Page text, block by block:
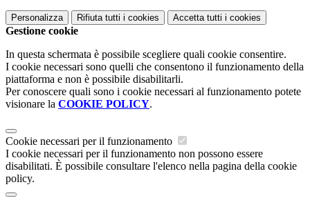
Personalizza Rifiuta tutti i cookies Accetta tutti i cookies
Gestione cookie
In questa schermata è possibile scegliere quali cookie consentire.
I cookie necessari sono quelli che consentono il funzionamento della
piattaforma e non è possibile disabilitarli.
Per conoscere quali sono i cookie necessari al funzionamento potete
visionare la COOKIE POLICY.
Cookie necessari per il funzionamento
I cookie necessari per il funzionamento non possono essere
disabilitati. È possibile consultare l'elenco nella pagina della cookie
policy.